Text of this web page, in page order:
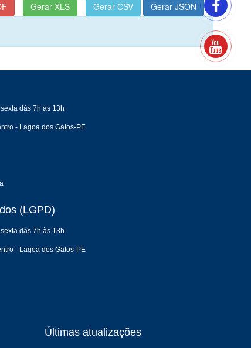
dàs 7h às 13h
- Lagoa dos Gatos-PE
(LGPD)
dàs 7h às 13h
- Lagoa dos Gatos-PE
Últimas atualizações